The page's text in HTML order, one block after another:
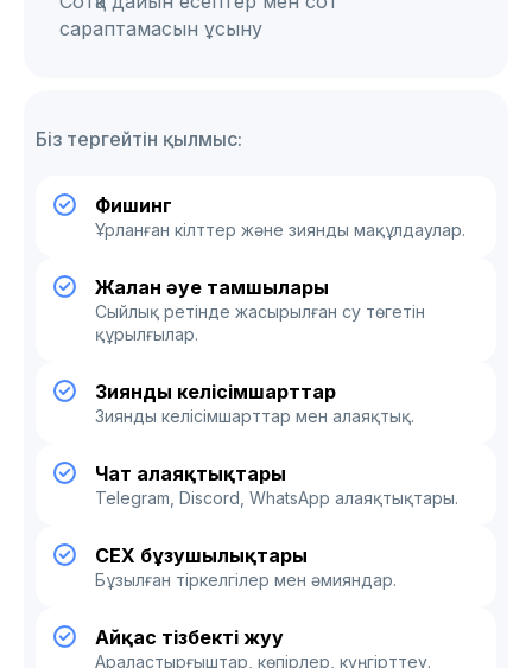
сараптамасын ұсыну
Біз тергейтін қылмыс:
Фишинг
Ұрланған кілттер және зиянды мақұлдаулар.
Жалған әуе тамшылары
Сыйлық ретінде жасырылған су төгетін
құрылғылар.
Зиянды келісімшарттар
Зиянды келісімшарттар мен алаяқтық.
Чат алаяқтықтары
Telegram, Discord, WhatsApp алаяқтықтары.
CEX бұзушылықтары
Бұзылған тіркелгілер мен әмияндар.
Айқас тізбекті жуу
Араластырғыштар, көпірлер, күңгірттеу.